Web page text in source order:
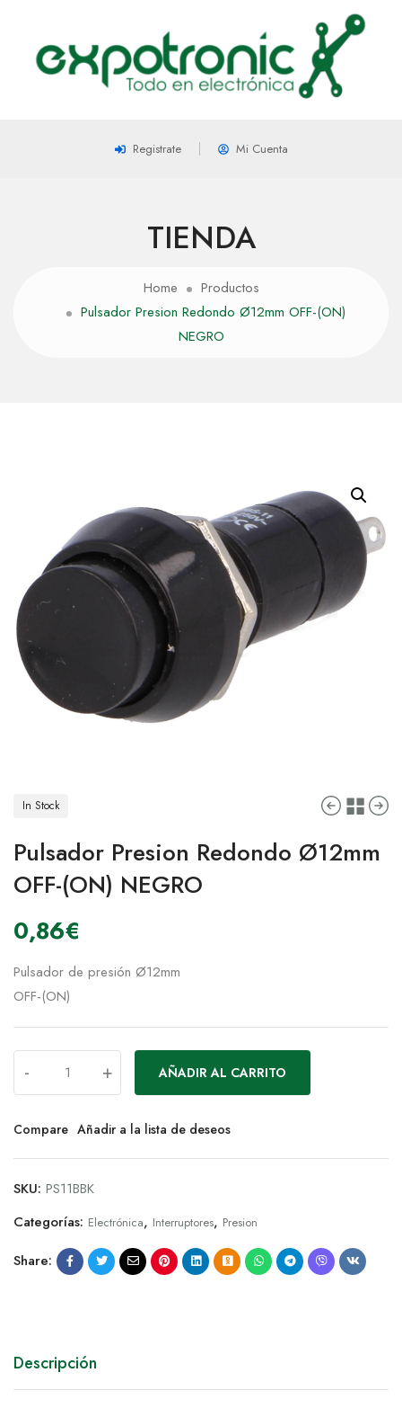
Registrate Mi Cuenta
TIENDA
Home
Productos
Pulsador Presion Redondo Ø12mm OFF-(ON)
NEGRO
In Stock
Pulsador Presion Redondo Ø12mm
OFF-(ON) NEGRO
0,86€
Pulsador de presión Ø12mm
OFF-(ON)
- + AÑADIR AL CARRITO
Compare Añadir a la lista de deseos
SKU: PS11BBK
Categorías: Electrónica, Interruptores, Presion
Share:
Descripción